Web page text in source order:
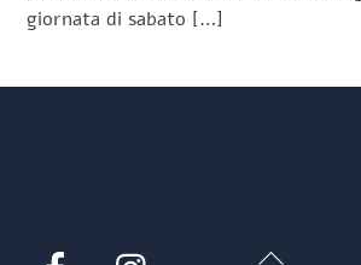
giornata di sabato […]
Back
Facebook